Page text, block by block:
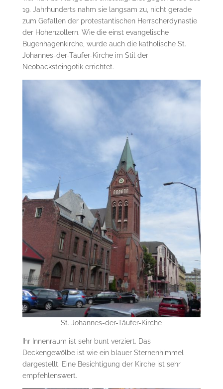
19. Jahrhunderts nahm sie langsam zu, nicht gerade
zum Gefallen der protestantischen Herrscherdynastie
der Hohenzollern. Wie die einst evangelische
Bugenhagenkirche, wurde auch die katholische St.
Johannes-der-Täufer-Kirche im Stil der
Neobacksteingotik errichtet.
St. Johannes-der-Täufer-Kirche
Ihr Innenraum ist sehr bunt verziert. Das
Deckengewölbe ist wie ein blauer Sternenhimmel
dargestellt. Eine Besichtigung der Kirche ist sehr
empfehlenswert.